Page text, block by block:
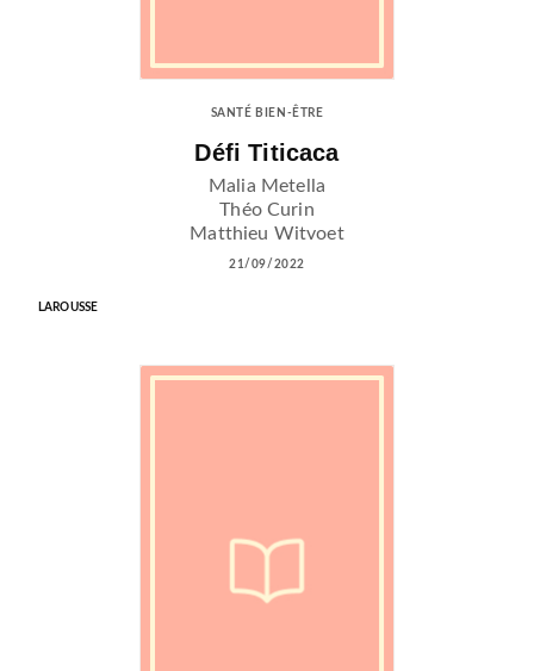
SANTÉ BIEN-ÊTRE
Défi Titicaca
Malia Metella
Théo Curin
Matthieu Witvoet
21/09/2022
LAROUSSE